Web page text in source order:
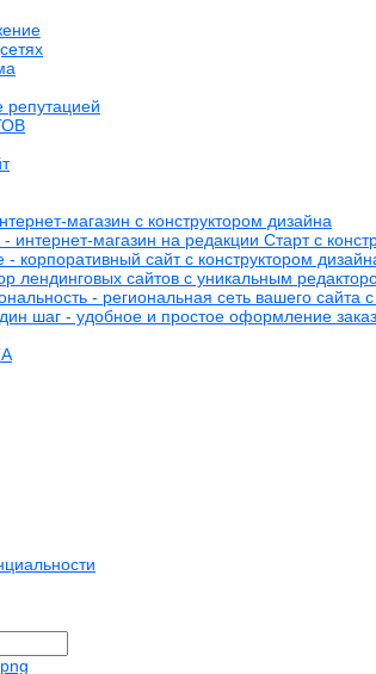
репутацией
магазин с конструктором дизайна
интернет-магазин на редакции Старт с
корпоративный сайт с конструктором
лендинговых сайтов с уникальным
- региональная сеть вашего сайта
шаг - удобное и простое оформление